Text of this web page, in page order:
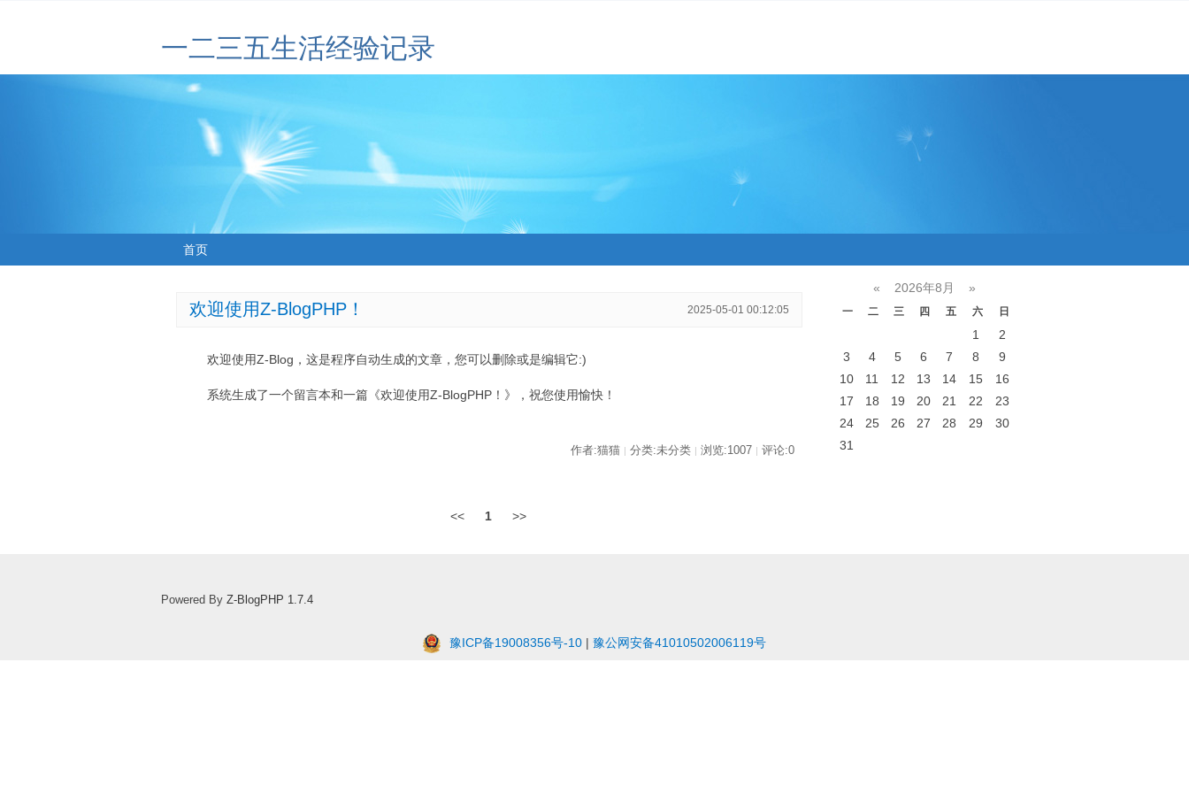
一二三五生活经验记录
首页
欢迎使用Z-BlogPHP！ 2025-05-01 00:12:05
欢迎使用Z-Blog，这是程序自动生成的文章，您可以删除或是编辑它:)
系统生成了一个留言本和一篇《欢迎使用Z-BlogPHP！》，祝您使用愉快！
作者:猫猫 | 分类:未分类 | 浏览:1007 | 评论:0
<< 1 >>
« 2026年8月 »
一 二 三 四 五 六 日
1
2
3
4 5 6 7 8
9
10
11 12 13 14 15
16
17
18 19 20 21 22
23
24
25 26 27 28 29
30
31
Powered By Z-BlogPHP 1.7.4
豫ICP备19008356号-10 | 豫公网安备41010502006119号